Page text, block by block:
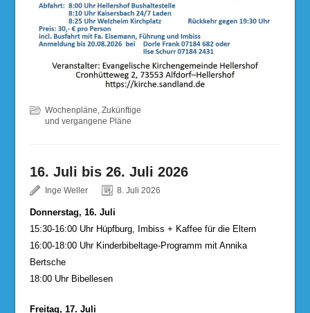
Wochenpläne, Zukünftige
und vergangene Pläne
16. Juli bis 26. Juli 2026
Inge Weller 8. Juli 2026
Donnerstag, 16. Juli
15:30-16:00 Uhr Hüpfburg, Imbiss + Kaffee für die Eltern
16:00-18:00 Uhr Kinderbibeltage-Programm mit Annika
Bertsche
18:00 Uhr Bibellesen
Freitag, 17. Juli